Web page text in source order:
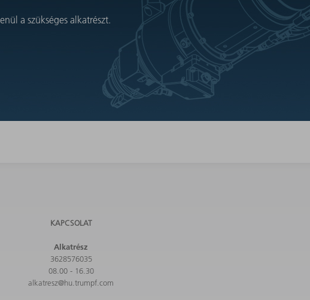
a szükséges alkatrészt.
KAPCSOLAT
Alkatrész
3628576035
08.00 - 16.30
alkatresz@hu.trumpf.com